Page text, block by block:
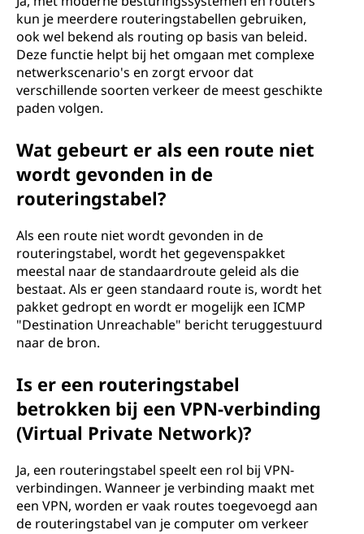
kun je meerdere routeringstabellen gebruiken,
ook wel bekend als routing op basis van beleid.
Deze functie helpt bij het omgaan met complexe
netwerkscenario's en zorgt ervoor dat
verschillende soorten verkeer de meest geschikte
paden volgen.
Wat gebeurt er als een route niet
wordt gevonden in de
routeringstabel?
Als een route niet wordt gevonden in de
routeringstabel, wordt het gegevenspakket
meestal naar de standaardroute geleid als die
bestaat. Als er geen standaard route is, wordt het
pakket gedropt en wordt er mogelijk een ICMP
"Destination Unreachable" bericht teruggestuurd
naar de bron.
Is er een routeringstabel
betrokken bij een VPN-verbinding
(Virtual Private Network)?
Ja, een routeringstabel speelt een rol bij VPN-
verbindingen. Wanneer je verbinding maakt met
een VPN, worden er vaak routes toegevoegd aan
de routeringstabel van je computer om verkeer